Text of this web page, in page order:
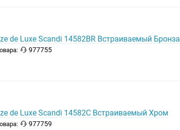
de Luxe Scandi 14582BR Встраиваемый Бронза
977755
de Luxe Scandi 14582C Встраиваемый Хром
977759